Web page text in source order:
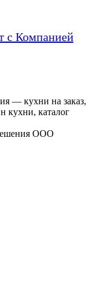
с Компанией
— кухни на заказ,
кухни, каталог
ООО